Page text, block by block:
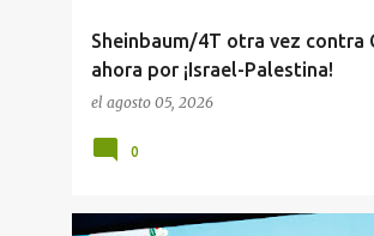
Sheinbaum/4T otra vez contra
ahora por ¡Israel-Palestina!
el agosto 05, 2026
0